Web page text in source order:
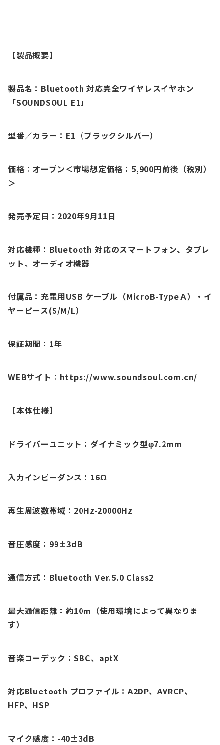
【製品概要】
製品名：Bluetooth 対応完全ワイヤレスイヤホン
「SOUNDSOUL E1」
型番／カラー：E1（ブラックシルバー）
価格：オープン＜市場想定価格：5,900円前後（税別）
＞
発売予定日：2020年9月11日
対応機種：Bluetooth 対応のスマートフォン、タブレ
ット、オーディオ機器
付属品：充電用USB ケーブル（MicroB-TypeＡ）・イ
ヤーピース(S/M/L）
保証期間：1年
WEBサイト：https://www.soundsoul.com.cn/
【本体仕様】
ドライバーユニット：ダイナミック型φ7.2mm
入力インピーダンス：16Ω
再生周波数帯域：20Hz-20000Hz
音圧感度：99±3dB
通信方式：Bluetooth Ver.5.0 Class2
最大通信距離：約10m（使用環境によって異なりま
す）
音楽コーデック：SBC、aptX
対応Bluetooth プロファイル：A2DP、AVRCP、
HFP、HSP
マイク感度：-40±3dB